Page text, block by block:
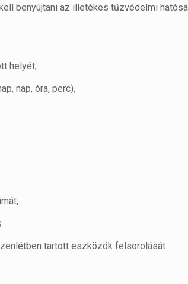
benyújtani az illetékes tűzvédelmi
helyét,
nap, óra, perc),
tartott eszközök felsorolását.